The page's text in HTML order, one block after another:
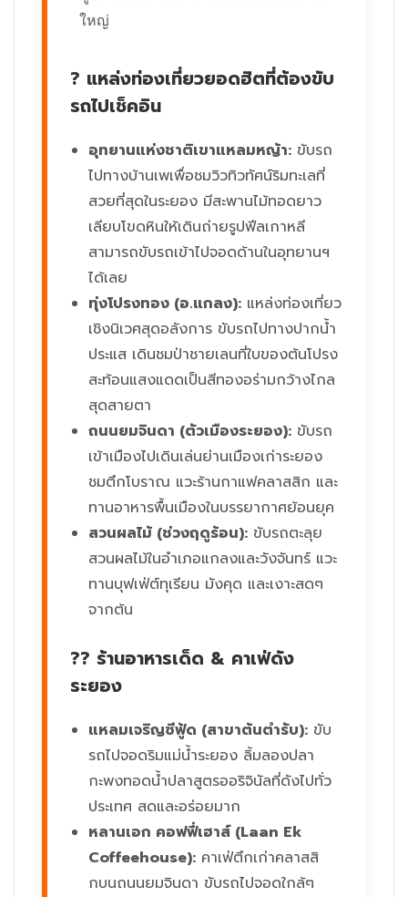
ใหญ่
? แหล่งท่องเที่ยวยอดฮิตที่ต้องขับ
รถไปเช็คอิน
อุทยานแห่งชาติเขาแหลมหญ้า: ขับรถ
ไปทางบ้านเพเพื่อชมวิวทิวทัศน์ริมทะเลที่
สวยที่สุดในระยอง มีสะพานไม้ทอดยาว
เลียบโขดหินให้เดินถ่ายรูปฟีลเกาหลี
สามารถขับรถเข้าไปจอดด้านในอุทยานฯ
ได้เลย
ทุ่งโปรงทอง (อ.แกลง): แหล่งท่องเที่ยว
เชิงนิเวศสุดอลังการ ขับรถไปทางปากน้ำ
ประแส เดินชมป่าชายเลนที่ใบของต้นโปรง
สะท้อนแสงแดดเป็นสีทองอร่ามกว้างไกล
สุดสายตา
ถนนยมจินดา (ตัวเมืองระยอง): ขับรถ
เข้าเมืองไปเดินเล่นย่านเมืองเก่าระยอง
ชมตึกโบราณ แวะร้านกาแฟคลาสสิก และ
ทานอาหารพื้นเมืองในบรรยากาศย้อนยุค
สวนผลไม้ (ช่วงฤดูร้อน): ขับรถตะลุย
สวนผลไม้ในอำเภอแกลงและวังจันทร์ แวะ
ทานบุฟเฟ่ต์ทุเรียน มังคุด และเงาะสดๆ
จากต้น
?? ร้านอาหารเด็ด & คาเฟ่ดัง
ระยอง
แหลมเจริญซีฟู้ด (สาขาต้นตำรับ): ขับ
รถไปจอดริมแม่น้ำระยอง ลิ้มลองปลา
กะพงทอดน้ำปลาสูตรออริจินัลที่ดังไปทั่ว
ประเทศ สดและอร่อยมาก
หลานเอก คอฟฟี่เฮาส์ (Laan Ek
Coffeehouse): คาเฟ่ตึกเก่าคลาสสิ
กบนถนนยมจินดา ขับรถไปจอดใกล้ๆ